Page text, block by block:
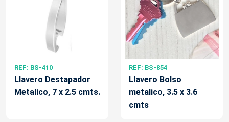
REF: BS-410
Llavero Destapador
Metalico, 7 x 2.5 cmts.
REF: BS-854
Llavero Bolso
metalico, 3.5 x 3.6
cmts